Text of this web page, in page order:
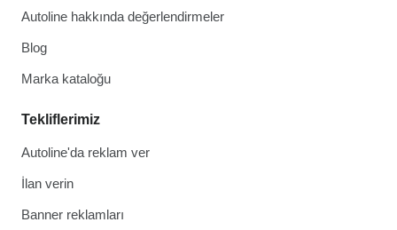
Autoline hakkında değerlendirmeler
Blog
Marka kataloğu
Tekliflerimiz
Autoline'da reklam ver
İlan verin
Banner reklamları